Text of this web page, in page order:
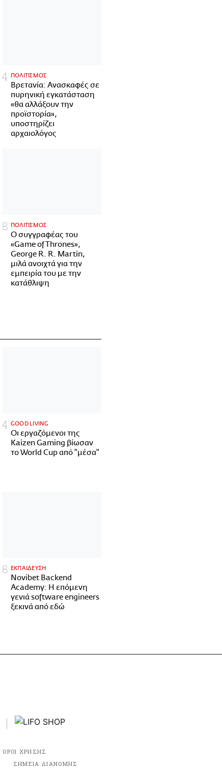
ΠΟΛΙΤΙΣΜΟΣ
Βρετανία: Ανασκαφές σε
πυρηνική εγκατάσταση
«θα αλλάξουν την
προϊστορία»,
υποστηρίζει
αρχαιολόγος
ΠΟΛΙΤΙΣΜΟΣ
Ο συγγραφέας του
«Game of Thrones»,
George R. R. Martin,
μιλά ανοιχτά για την
εμπειρία του με την
κατάθλιψη
GOOD LIVING
Οι εργαζόμενοι της
Kaizen Gaming βίωσαν
το World Cup από "μέσα"
ΕΚΠΑΙΔΕΥΣΗ
Novibet Backend
Academy: Η επόμενη
γενιά software engineers
ξεκινά από εδώ
ΟΡΟΙ ΧΡΗΣΗΣ
ΣΗΜΕΙΑ ΔΙΑΝΟΜΗΣ